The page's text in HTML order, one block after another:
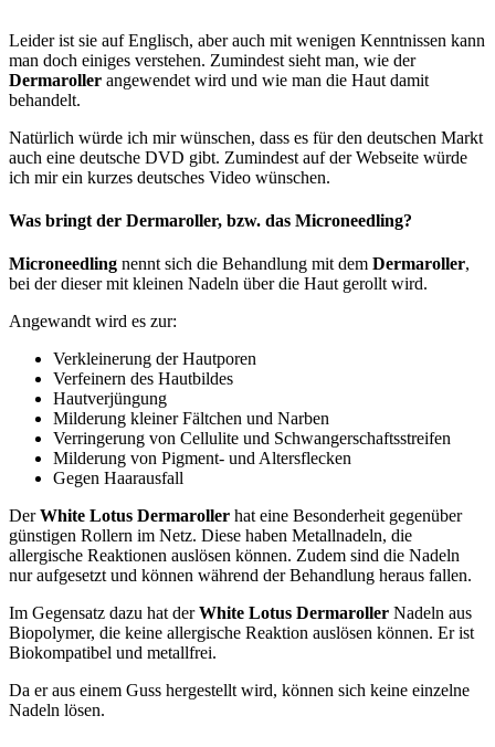
Leider ist sie auf Englisch, aber auch mit wenigen Kenntnissen kann
man doch einiges verstehen. Zumindest sieht man, wie der
Dermaroller angewendet wird und wie man die Haut damit
behandelt.
Natürlich würde ich mir wünschen, dass es für den deutschen Markt
auch eine deutsche DVD gibt. Zumindest auf der Webseite würde
ich mir ein kurzes deutsches Video wünschen.
Was bringt der Dermaroller, bzw. das Microneedling?
Microneedling nennt sich die Behandlung mit dem Dermaroller,
bei der dieser mit kleinen Nadeln über die Haut gerollt wird.
Angewandt wird es zur:
Verkleinerung der Hautporen
Verfeinern des Hautbildes
Hautverjüngung
Milderung kleiner Fältchen und Narben
Verringerung von Cellulite und Schwangerschaftsstreifen
Milderung von Pigment- und Altersflecken
Gegen Haarausfall
DerWhite Lotus Dermaroller hat eine Besonderheit gegenüber
günstigen Rollern im Netz. Diese haben Metallnadeln, die
allergische Reaktionen auslösen können. Zudem sind die Nadeln
nur aufgesetzt und können während der Behandlung heraus fallen.
Im Gegensatz dazu hat derWhite Lotus Dermaroller Nadeln aus
Biopolymer, die keine allergische Reaktion auslösen können. Er ist
Biokompatibel und metallfrei.
Da er aus einem Guss hergestellt wird, können sich keine einzelne
Nadeln lösen.